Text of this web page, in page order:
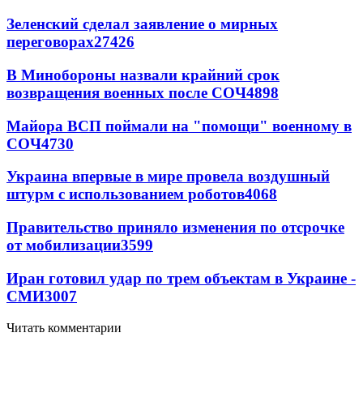
Зеленский сделал заявление о мирных
переговорах27426
В Минобороны назвали крайний срок
возвращения военных после СОЧ4898
Майора ВСП поймали на "помощи" военному в
СОЧ4730
Украина впервые в мире провела воздушный
штурм с использованием роботов4068
Правительство приняло изменения по отсрочке
от мобилизации3599
Иран готовил удар по трем объектам в Украине -
СМИ3007
Читать комментарии